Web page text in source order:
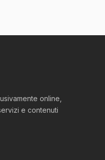
online,
e contenuti